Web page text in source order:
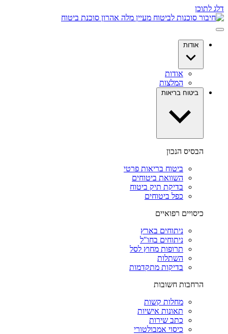
דלג לתוכן
אודות
אודות
המלצות
ביטוח בריאות
הבסיס הנכון
ביטוח בריאות פרטי
השוואת ביטוחים
בדיקת תיק ביטוח
כפל ביטוחים
כיסויים רפואיים
ניתוחים בארץ
ניתוחים בחו"ל
תרופות מחוץ לסל
השתלות
בדיקות מתקדמות
הרחבות חשובות
מחלות קשות
תאונות אישיות
כתב שירות
כיסוי אמבולטורי